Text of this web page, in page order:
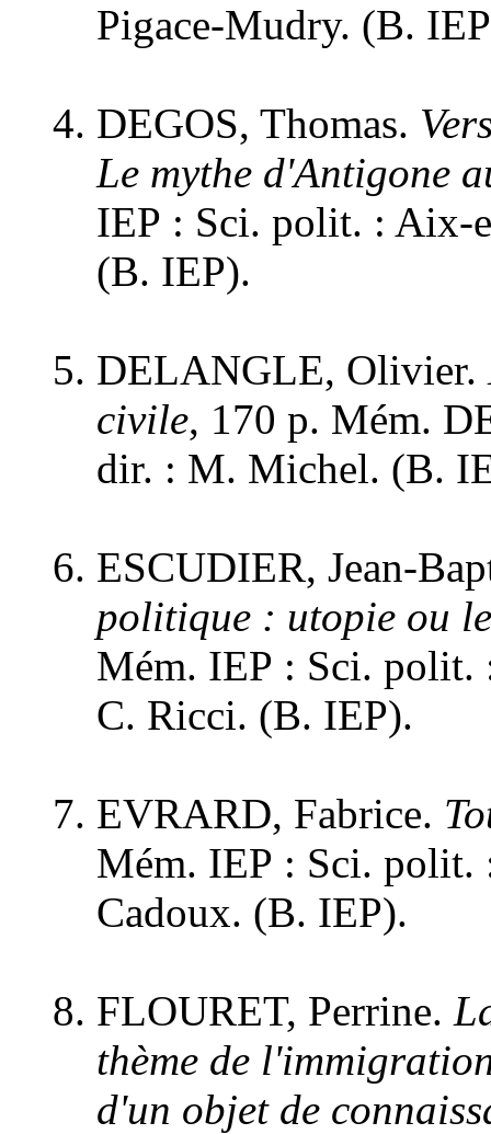
Pigace-Mudry. (B.
DEGOS, Thomas.
Le mythe d'Antigone
IEP : Sci. polit. : Aix-
(B. IEP).
DELANGLE, Olivier.
civile, 170 p. Mém.
dir. : M. Michel. (B.
ESCUDIER, Jean-
politique : utopie ou
Mém. IEP : Sci. polit.
C. Ricci. (B. IEP).
EVRARD, Fabrice.
Mém. IEP : Sci. polit.
Cadoux. (B. IEP).
FLOURET, Perrine.
thème de
d'un objet de